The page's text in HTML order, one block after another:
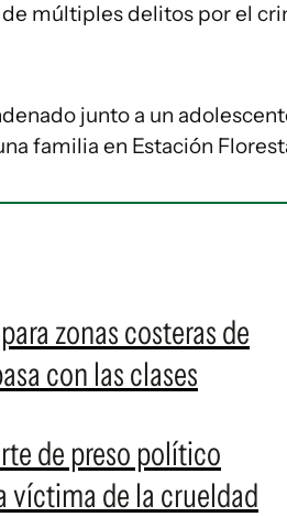
múltiples delitos por el
junto a un
familia en Estación
zonas costeras de
con las clases
de preso político
víctima de la crueldad